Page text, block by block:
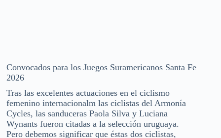
Convocados para los Juegos Suramericanos Santa Fe
2026
Tras las excelentes actuaciones en el ciclismo
femenino internacionalm las ciclistas del Armonía
Cycles, las sanduceras Paola Silva y Luciana
Wynants fueron citadas a la selección uruguaya.
Pero debemos significar que éstas dos ciclistas,